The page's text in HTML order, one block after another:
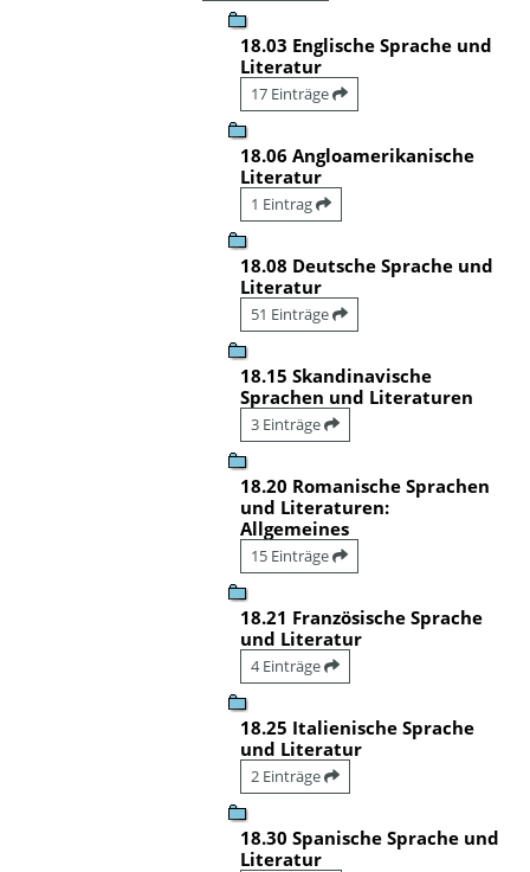
18.03 Englische Sprache und
Literatur
17 Einträge
18.06 Angloamerikanische
Literatur
1 Eintrag
18.08 Deutsche Sprache und
Literatur
51 Einträge
18.15 Skandinavische
Sprachen und Literaturen
3 Einträge
18.20 Romanische Sprachen
und Literaturen:
Allgemeines
15 Einträge
18.21 Französische Sprache
und Literatur
4 Einträge
18.25 Italienische Sprache
und Literatur
2 Einträge
18.30 Spanische Sprache und
Literatur